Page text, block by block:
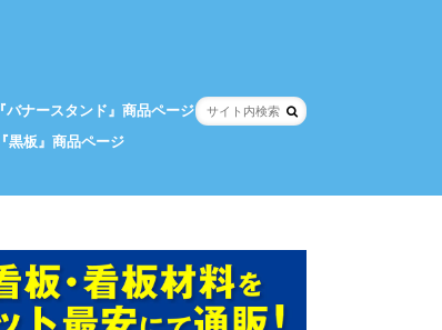
『バナースタンド』商品ページ
『黒板』商品ページ